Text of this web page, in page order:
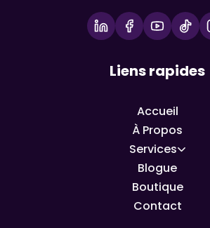
Liens rapides
Accueil
À Propos
Services
Blogue
Boutique
Contact